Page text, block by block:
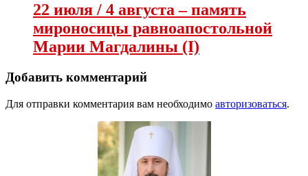
22 июля / 4 августа – память
мироносицы равноапостольной
Марии Магдалины (I)
Добавить комментарий
Для отправки комментария вам необходимо авторизоваться.